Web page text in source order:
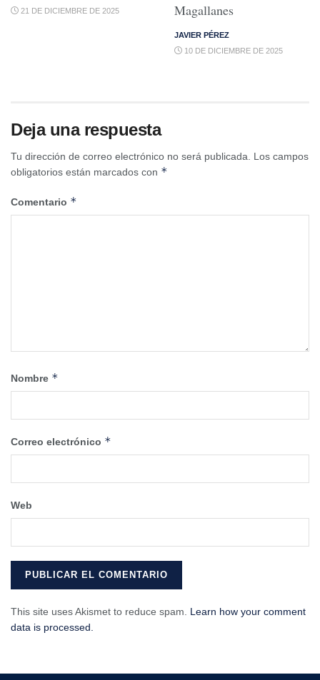
21 DE DICIEMBRE DE 2025
Magallanes
JAVIER PÉREZ
10 DE DICIEMBRE DE 2025
Deja una respuesta
Tu dirección de correo electrónico no será publicada.
Los campos
obligatorios están marcados con *
Comentario *
Nombre *
Correo electrónico *
Web
This site uses Akismet to reduce spam. Learn how your comment
data is processed.